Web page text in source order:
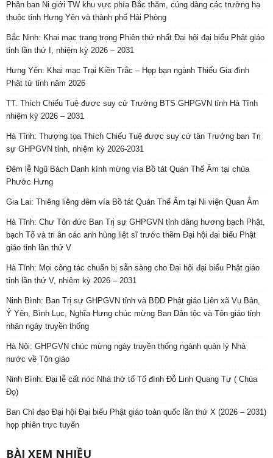
Phân ban Ni giới TW khu vực phía Bắc thăm, cúng dàng các trường hạ
thuộc tỉnh Hưng Yên và thành phố Hải Phòng
Bắc Ninh: Khai mạc trang trọng Phiên thứ nhất Đại hội đại biểu Phật giáo
tỉnh lần thứ I, nhiệm kỳ 2026 – 2031
Hưng Yên: Khai mạc Trại Kiền Trắc – Họp bạn ngành Thiếu Gia đình
Phật tử tỉnh năm 2026
TT. Thích Chiếu Tuệ được suy cử Trưởng BTS GHPGVN tỉnh Hà Tĩnh
nhiệm kỳ 2026 – 2031
Hà Tĩnh: Thượng tọa Thích Chiếu Tuệ được suy cử tân Trưởng ban Trị
sự GHPGVN tỉnh, nhiệm kỳ 2026-2031
Đêm lễ Ngũ Bách Danh kính mừng vía Bồ tát Quán Thế Âm tại chùa
Phước Hưng
Gia Lai: Thiêng liêng đêm vía Bồ tát Quán Thế Âm tại Ni viện Quan Âm
Hà Tĩnh: Chư Tôn đức Ban Trị sự GHPGVN tỉnh dâng hương bạch Phật,
bạch Tổ và tri ân các anh hùng liệt sĩ trước thềm Đại hội đại biểu Phật
giáo tỉnh lần thứ V
Hà Tĩnh: Mọi công tác chuẩn bị sẵn sàng cho Đại hội đại biểu Phật giáo
tỉnh lần thứ V, nhiệm kỳ 2026 – 2031
Ninh Bình: Ban Trị sự GHPGVN tỉnh và BĐD Phật giáo Liên xã Vụ Bản,
Ý Yên, Bình Lục, Nghĩa Hưng chúc mừng Ban Dân tộc và Tôn giáo tỉnh
nhân ngày truyền thống
Hà Nội: GHPGVN chúc mừng ngày truyền thống ngành quản lý Nhà
nước về Tôn giáo
Ninh Bình: Đại lễ cất nóc Nhà thờ tổ Tổ đình Đỗ Linh Quang Tự ( Chùa
Đọ)
Ban Chỉ đạo Đại hội Đại biểu Phật giáo toàn quốc lần thứ X (2026 – 2031)
họp phiên trực tuyến
BÀI XEM NHIỀU